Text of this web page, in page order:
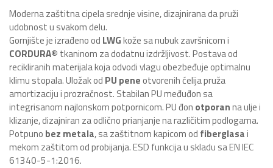
Moderna zaštitna cipela srednje visine, dizajnirana da pruži
udobnost u svakom delu.
Gornjište je izrađeno od LWGkože sa nubuk završnicom i
CORDURA® tkaninom za dodatnu izdržljivost. Postava od
recikliranih materijala koja odvodi vlagu obezbeđuje optimalnu
klimu stopala. Uložak od PU peneotvorenih ćelija pruža
amortizaciju i prozračnost. Stabilan PU međuđon sa
integrisanom najlonskom potpornicom. PU đon otporanna ulje i
klizanje, dizajniran za odlično prianjanje na različitim podlogama.
Potpuno bez metala, sa zaštitnom kapicom od fiberglasai
mekom zaštitom od probijanja. ESD funkcija u skladu sa EN IEC
61340-5-1:2016.